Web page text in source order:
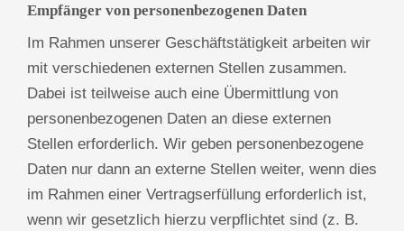
Empfänger von personenbezogenen Daten
Im Rahmen unserer Geschäftstätigkeit arbeiten wir
mit verschiedenen externen Stellen zusammen.
Dabei ist teilweise auch eine Übermittlung von
personenbezogenen Daten an diese externen
Stellen erforderlich. Wir geben personenbezogene
Daten nur dann an externe Stellen weiter, wenn dies
im Rahmen einer Vertragserfüllung erforderlich ist,
wenn wir gesetzlich hierzu verpflichtet sind (z. B.